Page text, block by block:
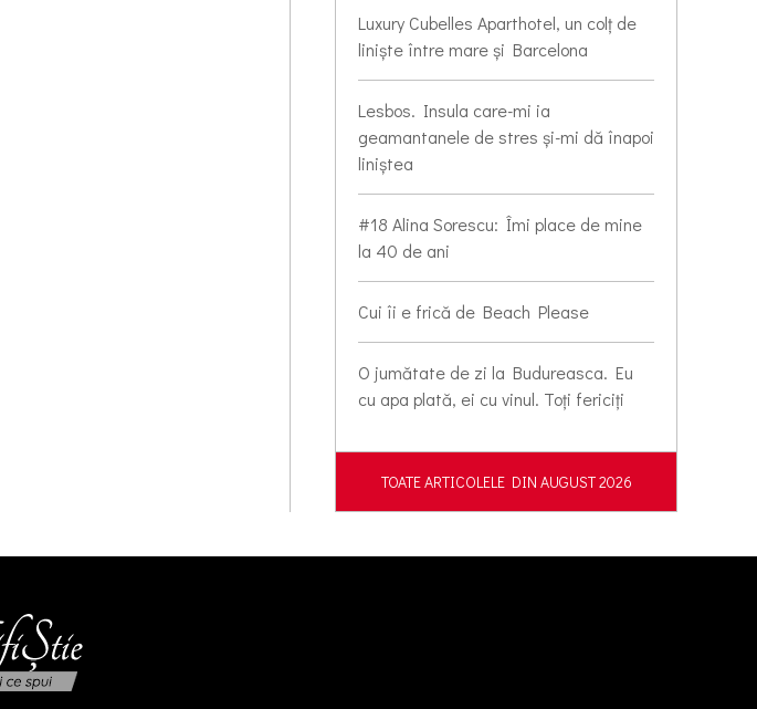
Luxury Cubelles Aparthotel, un colț de
liniște între mare și Barcelona
Lesbos. Insula care-mi ia
geamantanele de stres și-mi dă înapoi
liniștea
#18 Alina Sorescu: Îmi place de mine
la 40 de ani
Cui îi e frică de Beach Please
O jumătate de zi la Budureasca. Eu
cu apa plată, ei cu vinul. Toți fericiți
TOATE ARTICOLELE DIN AUGUST 2026